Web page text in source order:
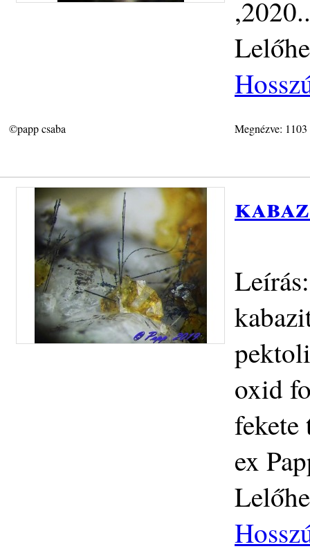
,2020..
©papp csaba Megnézve:
oxid
ex